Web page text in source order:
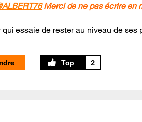
Merci de ne pas écrire en
qui essaie de rester au niveau de ses
2